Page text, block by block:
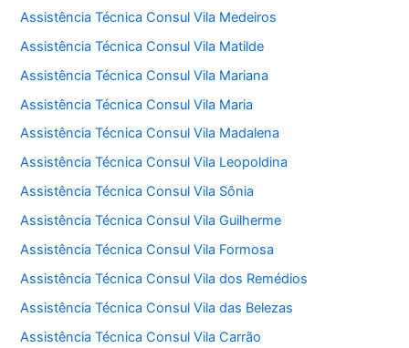
Assistência Técnica Consul Vila Medeiros
Assistência Técnica Consul Vila Matilde
Assistência Técnica Consul Vila Mariana
Assistência Técnica Consul Vila Maria
Assistência Técnica Consul Vila Madalena
Assistência Técnica Consul Vila Leopoldina
Assistência Técnica Consul Vila Sônia
Assistência Técnica Consul Vila Guilherme
Assistência Técnica Consul Vila Formosa
Assistência Técnica Consul Vila dos Remédios
Assistência Técnica Consul Vila das Belezas
Assistência Técnica Consul Vila Carrão